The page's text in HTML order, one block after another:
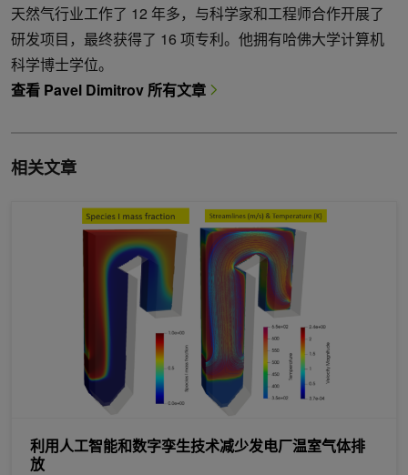
天然气行业工作了 12 年多，与科学家和工程师合作开展了
研发项目，最终获得了 16 项专利。他拥有哈佛大学计算机
科学博士学位。
查看 Pavel Dimitrov 所有文章
相关文章
利用人工智能和数字孪生技术减少发电厂温室气体排
放
利用人工智能和数字孪生技术减少发电厂温室气体排放